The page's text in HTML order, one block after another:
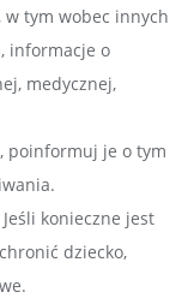
tym wobec innych
informacje o
medycznej,
poinformuj je o tym
konieczne jest
dziecko,